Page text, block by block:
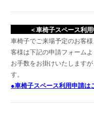
＜車椅子スペース利
車椅子でご来場予定のお客
客様は下記の申請フォーム
お手数をお掛けいたします
す。
●車椅子スペース利用申請は